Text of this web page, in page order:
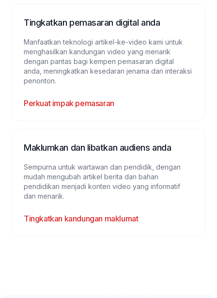
Tingkatkan pemasaran digital anda
Manfaatkan teknologi artikel-ke-video kami untuk
menghasilkan kandungan video yang menarik
dengan pantas bagi kempen pemasaran digital
anda, meningkatkan kesedaran jenama dan interaksi
penonton.
Perkuat impak pemasaran
Maklumkan dan libatkan audiens anda
Sempurna untuk wartawan dan pendidik, dengan
mudah mengubah artikel berita dan bahan
pendidikan menjadi konten video yang informatif
dan menarik.
Tingkatkan kandungan maklumat